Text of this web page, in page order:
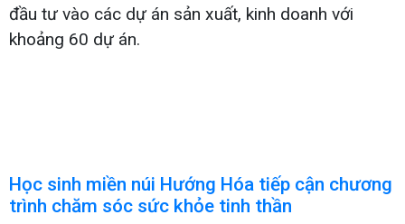
đầu tư vào các dự án sản xuất, kinh doanh với
khoảng 60 dự án.
Học sinh miền núi Hướng Hóa tiếp cận chương
trình chăm sóc sức khỏe tinh thần